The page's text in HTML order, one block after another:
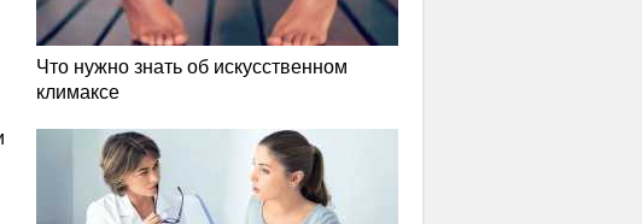
Что нужно знать об искусственном
климаксе